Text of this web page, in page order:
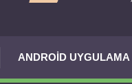
ANDROID UYGULAMA